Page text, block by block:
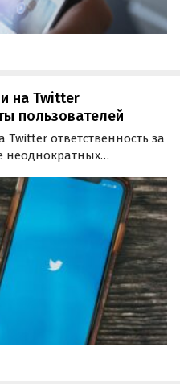
на Twitter
пользователей
ответственность за
неоднократных
к решительным